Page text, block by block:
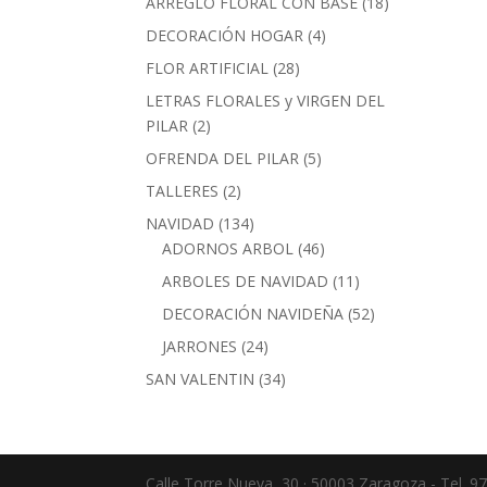
DECORACIÓN HOGAR 44
FLOR ARTIFICIAL 2828
productos
LETRAS FLORALES y VIRGEN DEL
PILAR 22
productos
OFRENDA DEL PILAR 55
TALLERES 22
productos
NAVIDAD 134134
productos
ADORNOS ARBOL 4646
productos
ARBOLES DE NAVIDAD 11 11
productos
DECORACIÓN NAVIDEÑA 5252
JARRONES 2424
productos
SAN VALENTIN 3434